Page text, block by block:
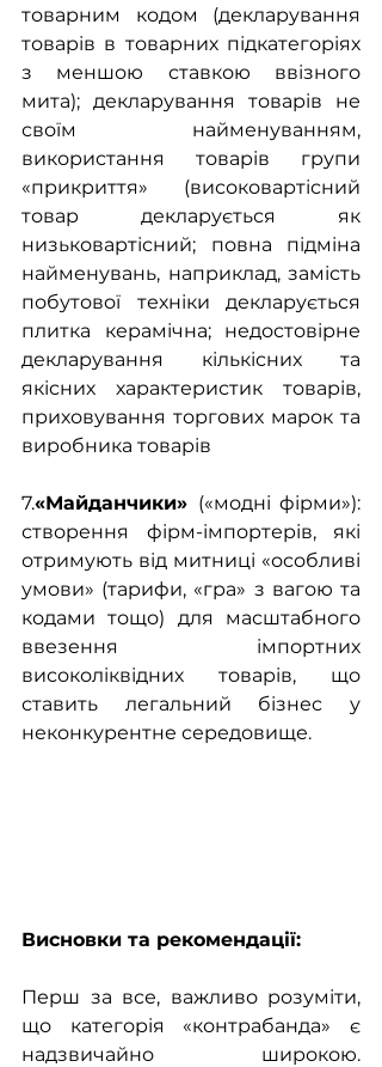
товарним кодом (декларування
товарів в товарних підкатегоріях
з меншою ставкою ввізного
мита); декларування товарів не
своїм найменуванням,
використання товарів групи
«прикриття» (високовартісний
товар декларується як
низьковартісний; повна підміна
найменувань, наприклад, замість
побутової техніки декларується
плитка керамічна; недостовірне
декларування кількісних та
якісних характеристик товарів,
приховування торгових марок та
виробника товарів
7.«Майданчики» («модні фірми»):
створення фірм-імпортерів, які
отримують від митниці «особливі
умови» (тарифи, «гра» з вагою та
кодами тощо) для масштабного
ввезення імпортних
високоліквідних товарів, що
ставить легальний бізнес у
неконкурентне середовище.
Висновки та рекомендації:
Перш за все, важливо розуміти,
що категорія «контрабанда» є
надзвичайно широкою.